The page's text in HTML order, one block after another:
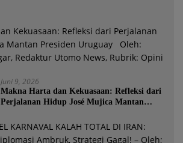
Juni 9, 2026
Makna Harta dan Kekuasaan: Refleksi dari
Perjalanan Hidup José Mujica Mantan
Siregar, Redaktur Utomo News, Rubrik:
Opini & Kajian Sosial.